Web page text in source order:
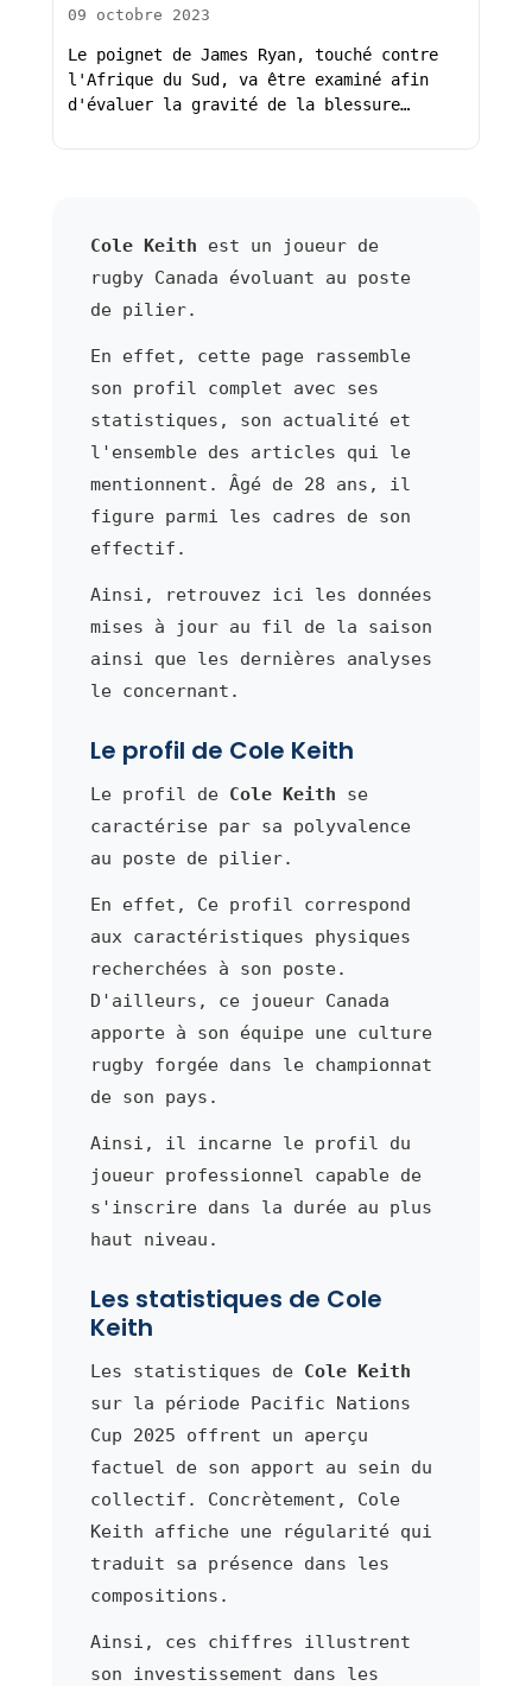
09 octobre 2023
Le poignet de James Ryan, touché contre
l'Afrique du Sud, va être examiné afin
d'évaluer la gravité de la blessure…
Cole Keith est un joueur de
rugby Canada évoluant au poste
de pilier.
En effet, cette page rassemble
son profil complet avec ses
statistiques, son actualité et
l'ensemble des articles qui le
mentionnent. Âgé de 28 ans, il
figure parmi les cadres de son
effectif.
Ainsi, retrouvez ici les données
mises à jour au fil de la saison
ainsi que les dernières analyses
le concernant.
Le profil de Cole Keith
Le profil de Cole Keith se
caractérise par sa polyvalence
au poste de pilier.
En effet, Ce profil correspond
aux caractéristiques physiques
recherchées à son poste.
D'ailleurs, ce joueur Canada
apporte à son équipe une culture
rugby forgée dans le championnat
de son pays.
Ainsi, il incarne le profil du
joueur professionnel capable de
s'inscrire dans la durée au plus
haut niveau.
Les statistiques de Cole
Keith
Les statistiques de Cole Keith
sur la période Pacific Nations
Cup 2025 offrent un aperçu
factuel de son apport au sein du
collectif. Concrètement, Cole
Keith affiche une régularité qui
traduit sa présence dans les
compositions.
Ainsi, ces chiffres illustrent
son investissement dans les